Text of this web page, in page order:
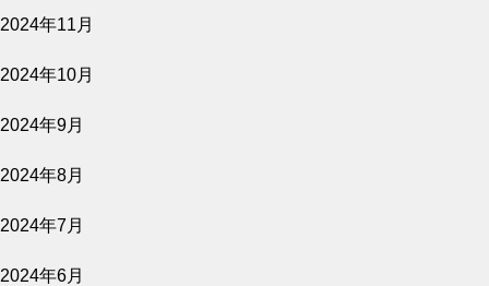
2024年11月
2024年10月
2024年9月
2024年8月
2024年7月
2024年6月